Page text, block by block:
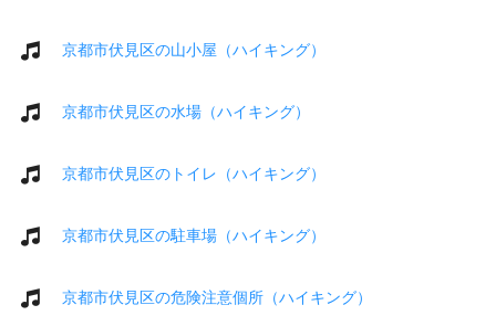
京都市伏見区の山小屋（ハイキング）
京都市伏見区の水場（ハイキング）
京都市伏見区のトイレ（ハイキング）
京都市伏見区の駐車場（ハイキング）
京都市伏見区の危険注意個所（ハイキング）